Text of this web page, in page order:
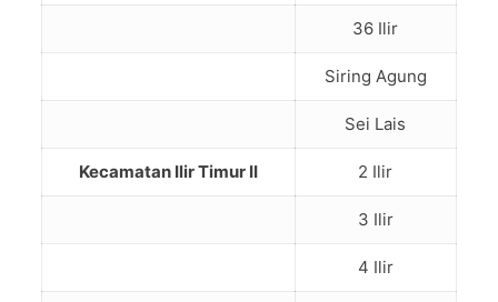
36 Ilir
Siring Agung
Sei Lais
Kecamatan Ilir Timur II 2 Ilir
3 Ilir
4 Ilir